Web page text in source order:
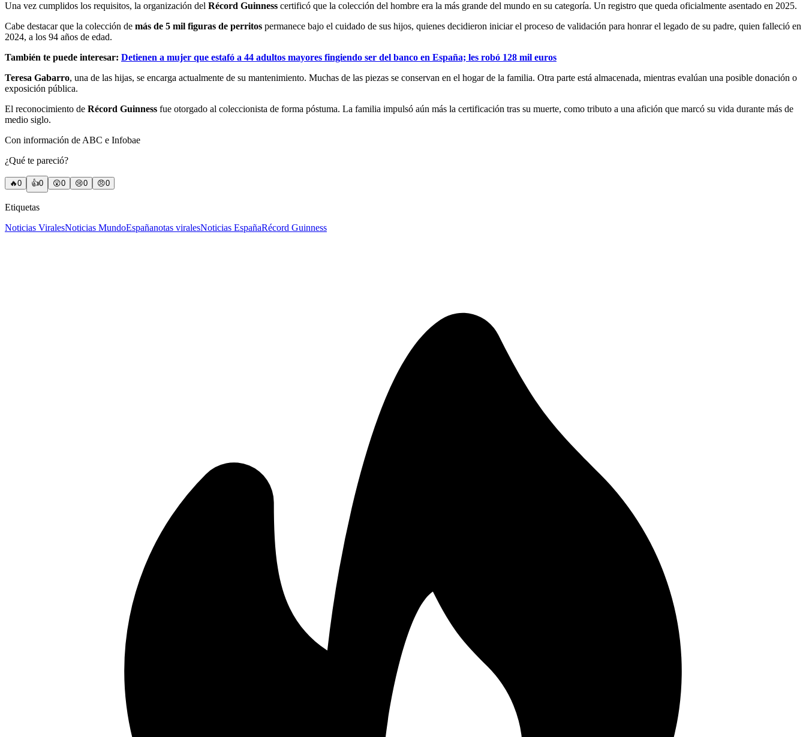
Una vez cumplidos los requisitos, la organización del Récord Guinness certificó que la colección del hombre era la más grande del mundo en su categoría. Un registro que queda oficialmente asentado en 2025.
Cabe destacar que la colección de más de 5 mil figuras de perritos permanece bajo el cuidado de sus hijos, quienes decidieron iniciar el proceso de validación para honrar el legado de su padre, quien falleció en
2024, a los 94 años de edad.
También te puede interesar: Detienen a mujer que estafó a 44 adultos mayores fingiendo ser del banco en España; les robó 128 mil euros
Teresa Gabarro, una de las hijas, se encarga actualmente de su mantenimiento. Muchas de las piezas se conservan en el hogar de la familia. Otra parte está almacenada, mientras evalúan una posible donación o
exposición pública.
El reconocimiento de Récord Guinness fue otorgado al coleccionista de forma póstuma. La familia impulsó aún más la certificación tras su muerte, como tributo a una afición que marcó su vida durante más de
medio siglo.
Con información de ABC e Infobae
¿Qué te pareció?
🔥0 👍0 😲0 😢0 😠0
Etiquetas
Noticias ViralesNoticias MundoEspañanotas viralesNoticias EspañaRécord Guinness